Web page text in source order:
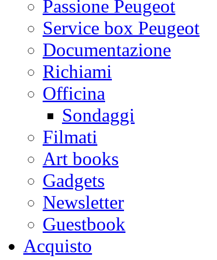
Passione Peugeot
Service box Peugeot
Documentazione
Richiami
Officina
Sondaggi
Filmati
Art books
Gadgets
Newsletter
Guestbook
Acquisto